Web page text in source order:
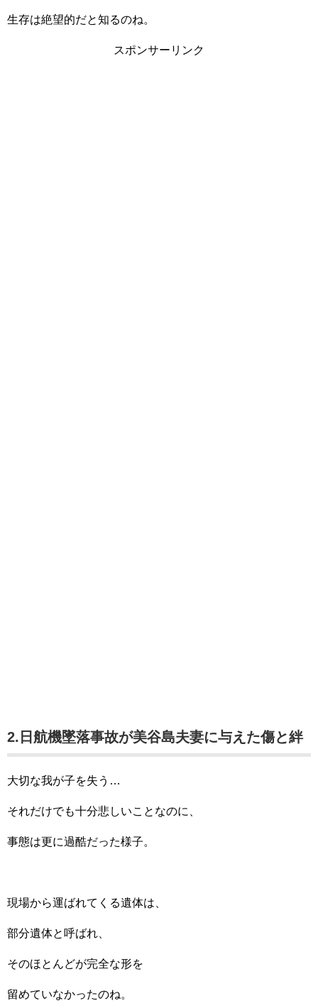
生存は絶望的だと知るのね。
スポンサーリンク
2.日航機墜落事故が美谷島夫妻に与えた傷と絆
大切な我が子を失う…
それだけでも十分悲しいことなのに、
事態は更に過酷だった様子。
現場から運ばれてくる遺体は、
部分遺体と呼ばれ、
そのほとんどが完全な形を
留めていなかったのね。